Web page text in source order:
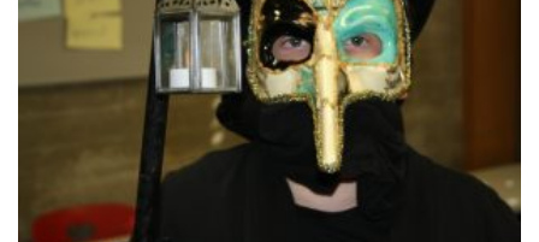
Educational Partners
Erasmus+
ESF\REACT Fördermaßnahme
Graz University of Technology
Gymnasium Steiermark